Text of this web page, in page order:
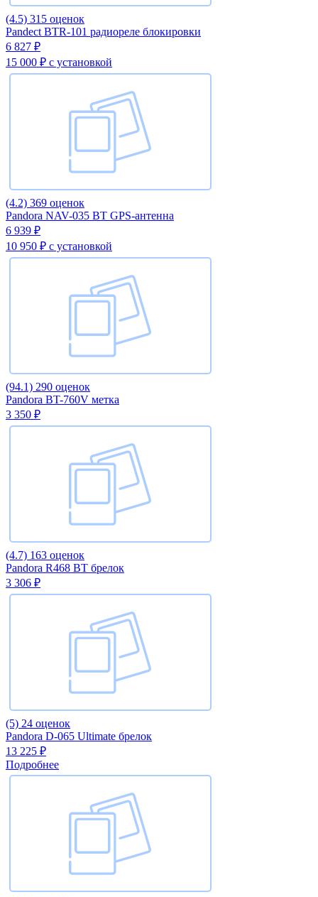
(4.5) 315 оценок
Pandect BTR-101 радиореле блокировки
6 827 ₽
15 000 ₽ с установкой
(4.2) 369 оценок
Pandora NAV-035 BT GPS-антенна
6 939 ₽
10 950 ₽ с установкой
(94.1) 290 оценок
Pandora BT-760V метка
3 350 ₽
(4.7) 163 оценок
Pandora R468 BT брелок
3 306 ₽
(5) 24 оценок
Pandora D-065 Ultimate брелок
13 225 ₽
Подробнее